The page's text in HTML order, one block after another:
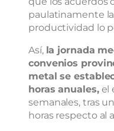
paulatinamente
productividad lo
Así, la jornada
convenios
metal se
horas anuales,el
semanales, tras
horas respecto al